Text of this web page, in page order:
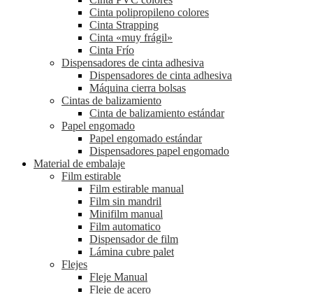
Cinta polipropileno colores
Cinta Strapping
Cinta «muy frágil»
Cinta Frío
Dispensadores de cinta adhesiva
Dispensadores de cinta adhesiva
Máquina cierra bolsas
Cintas de balizamiento
Cinta de balizamiento estándar
Papel engomado
Papel engomado estándar
Dispensadores papel engomado
Material de embalaje
Film estirable
Film estirable manual
Film sin mandril
Minifilm manual
Film automatico
Dispensador de film
Lámina cubre palet
Flejes
Fleje Manual
Fleje de acero